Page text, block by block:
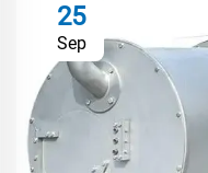
25
Sep